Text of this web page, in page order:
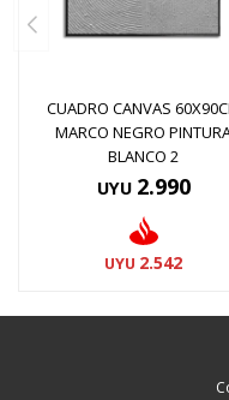
CUADRO CANVAS
MARCO NEGRO
BLANCO 2
UYU 2.990
UYU 2.542